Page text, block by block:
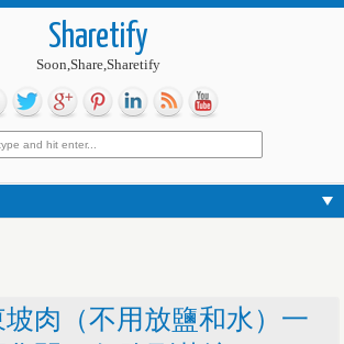
Sharetify
Soon,Share,Sharetify
肉（不用放鹽和水）一